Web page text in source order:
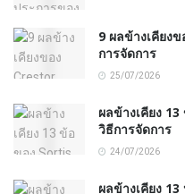
9 ผลข้างเคีย
การจัดการ
25/07/2026
ผลข้างเคียง
วิธีการจัดการ
24/07/2026
ผลข้างเคียง